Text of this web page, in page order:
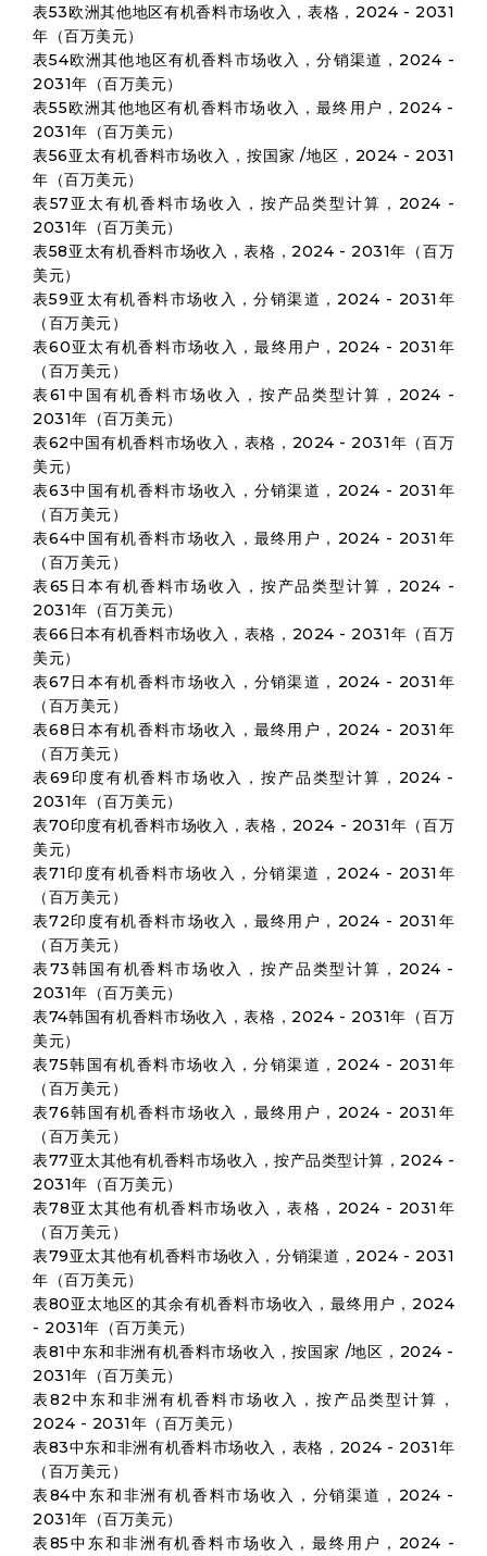
表53欧洲其他地区有机香料市场收入，表格，2024 - 2031
年（百万美元）
表54欧洲其他地区有机香料市场收入，分销渠道，2024 -
2031年（百万美元）
表55欧洲其他地区有机香料市场收入，最终用户，2024 -
2031年（百万美元）
表56亚太有机香料市场收入，按国家 /地区，2024 - 2031
年（百万美元）
表57亚太有机香料市场收入，按产品类型计算，2024 -
2031年（百万美元）
表58亚太有机香料市场收入，表格，2024 - 2031年（百万
美元）
表59亚太有机香料市场收入，分销渠道，2024 - 2031年
（百万美元）
表60亚太有机香料市场收入，最终用户，2024 - 2031年
（百万美元）
表61中国有机香料市场收入，按产品类型计算，2024 -
2031年（百万美元）
表62中国有机香料市场收入，表格，2024 - 2031年（百万
美元）
表63中国有机香料市场收入，分销渠道，2024 - 2031年
（百万美元）
表64中国有机香料市场收入，最终用户，2024 - 2031年
（百万美元）
表65日本有机香料市场收入，按产品类型计算，2024 -
2031年（百万美元）
表66日本有机香料市场收入，表格，2024 - 2031年（百万
美元）
表67日本有机香料市场收入，分销渠道，2024 - 2031年
（百万美元）
表68日本有机香料市场收入，最终用户，2024 - 2031年
（百万美元）
表69印度有机香料市场收入，按产品类型计算，2024 -
2031年（百万美元）
表70印度有机香料市场收入，表格，2024 - 2031年（百万
美元）
表71印度有机香料市场收入，分销渠道，2024 - 2031年
（百万美元）
表72印度有机香料市场收入，最终用户，2024 - 2031年
（百万美元）
表73韩国有机香料市场收入，按产品类型计算，2024 -
2031年（百万美元）
表74韩国有机香料市场收入，表格，2024 - 2031年（百万
美元）
表75韩国有机香料市场收入，分销渠道，2024 - 2031年
（百万美元）
表76韩国有机香料市场收入，最终用户，2024 - 2031年
（百万美元）
表77亚太其他有机香料市场收入，按产品类型计算，2024 -
2031年（百万美元）
表78亚太其他有机香料市场收入，表格，2024 - 2031年
（百万美元）
表79亚太其他有机香料市场收入，分销渠道，2024 - 2031
年（百万美元）
表80亚太地区的其余有机香料市场收入，最终用户，2024
- 2031年（百万美元）
表81中东和非洲有机香料市场收入，按国家 /地区，2024 -
2031年（百万美元）
表82中东和非洲有机香料市场收入，按产品类型计算，
2024 - 2031年（百万美元）
表83中东和非洲有机香料市场收入，表格，2024 - 2031年
（百万美元）
表84中东和非洲有机香料市场收入，分销渠道，2024 -
2031年（百万美元）
表85中东和非洲有机香料市场收入，最终用户，2024 -